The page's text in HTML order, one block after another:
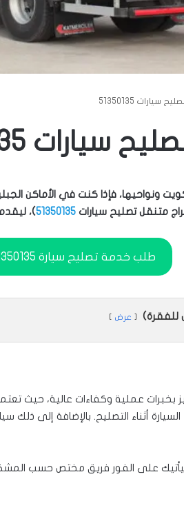
51350135
51350135
ونواحيها، فإذا كنت في الأماكن
متنقل تصليح سيارات 51350135)،
طلب خدمة تصليح سيارة 51350135
للفقرة) عرض
بخبرات عملية وكفاءات عالية، حيث
أثناء التصليح. بالإضافة إلى ذلك
على الفور فريق مختص حسب